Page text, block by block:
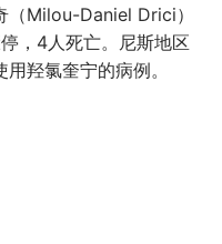
（Milou-Daniel Drici）
，4人死亡。尼斯地区
羟氯奎宁的病例。